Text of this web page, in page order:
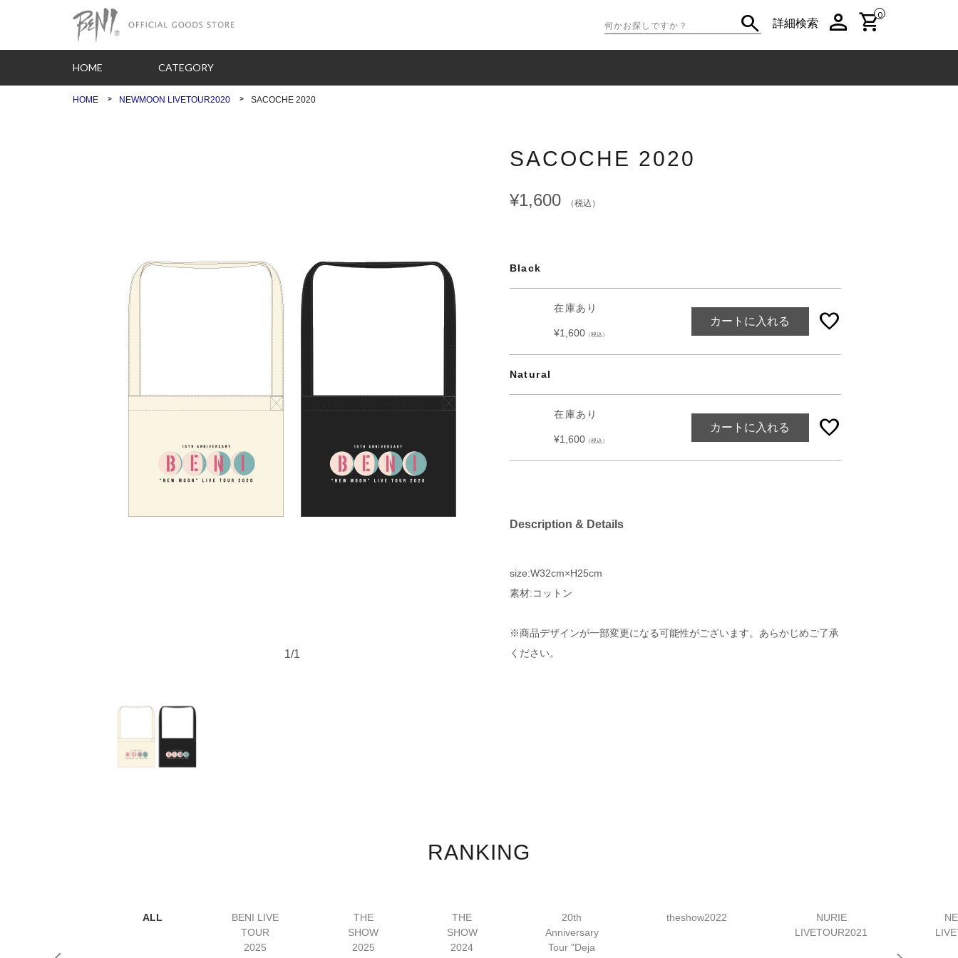
search 詳細検索 person shopping_cart0
HOME CATEGORY
HOME NEWMOON LIVETOUR2020 SACOCHE 2020
1/1
SACOCHE 2020
¥1,600 （税込）
Black
在庫あり
¥1,600 （税込）
カートに入れる favorite
Natural
在庫あり
¥1,600 （税込）
カートに入れる favorite
Description & Details
size:W32cm×H25cm
素材:コットン
※商品デザインが一部変更になる可能性がございます。あらかじめご了承
ください。
RANKING
ALL
BENI LIVE
TOUR
2025
THE
SHOW
2025
THE
SHOW
2024
20th
Anniversary
Tour "Deja
theshow2022
NURIE
LIVETOUR2021